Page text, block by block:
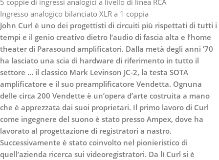
Ingresso analogico bilanciato XLR a 1 coppia
John Curl è uno dei progettisti di circuiti più rispettati di tutti i
tempi e il genio creativo dietro l’audio di fascia alta e l’home
theater di Parasound amplificatori. Dalla metà degli anni ’70
ha lasciato una scia di hardware di riferimento in tutto il
settore … il classico Mark Levinson JC-2, la testa SOTA
amplificatore e il suo preamplificatore Vendetta. Ognuna
delle circa 200 Vendette è un’opera d’arte costruita a mano
che è apprezzata dai suoi proprietari. Il primo lavoro di Curl
come ingegnere del suono è stato presso Ampex, dove ha
lavorato al progettazione di registratori a nastro.
Successivamente è stato coinvolto nel pionieristico di
quell’azienda ricerca sui videoregistratori. Da lì Curl si è